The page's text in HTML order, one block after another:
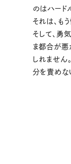
のはハード
それは、も
そして、勇
ま都合が悪
しれません
分を責めな